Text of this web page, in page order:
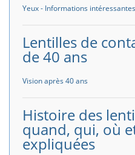
Yeux - Informations intéressantes
Lentilles de
de 40 ans
Vision après 40 ans
Histoire des
quand, qui, où
expliquées